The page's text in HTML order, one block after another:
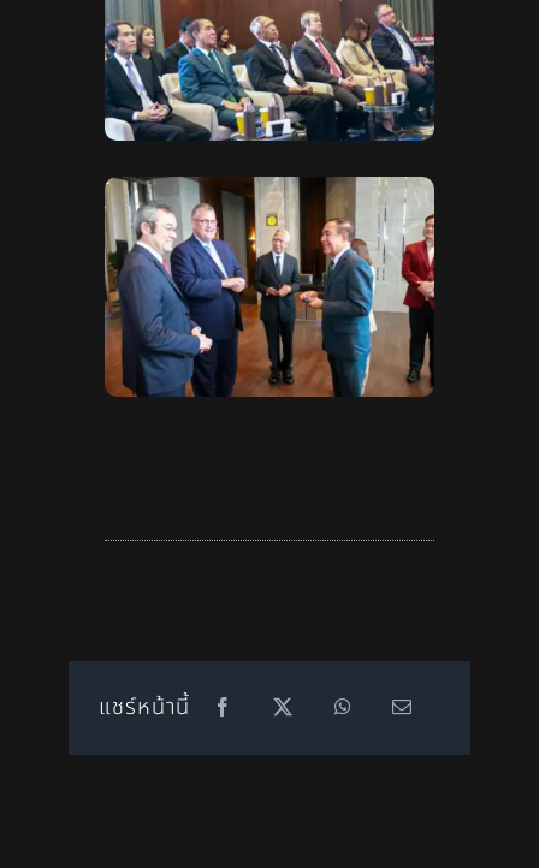
แชร์หน้านี้